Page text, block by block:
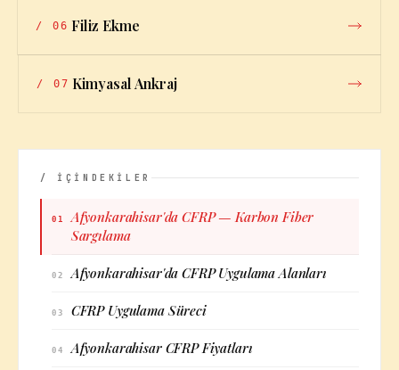
/ 06 Filiz Ekme
/ 07 Kimyasal Ankraj
/ İÇİNDEKİLER
01
Afyonkarahisar'da CFRP — Karbon Fiber
Sargılama
02 Afyonkarahisar'da CFRP Uygulama Alanları
03 CFRP Uygulama Süreci
04 Afyonkarahisar CFRP Fiyatları